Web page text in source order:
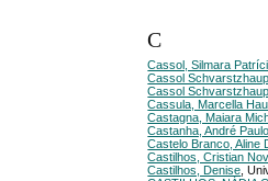
C
Cassol, Silmara
Cassol
Cassol
Cassula, Marcella
Castagna, Maiara
Castanha, André Paulo
Castelo Branco, Aline
Castilhos, Cristian
Castilhos, Denise ,